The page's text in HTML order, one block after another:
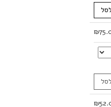
₪טווח
מחירים:
₪טווח